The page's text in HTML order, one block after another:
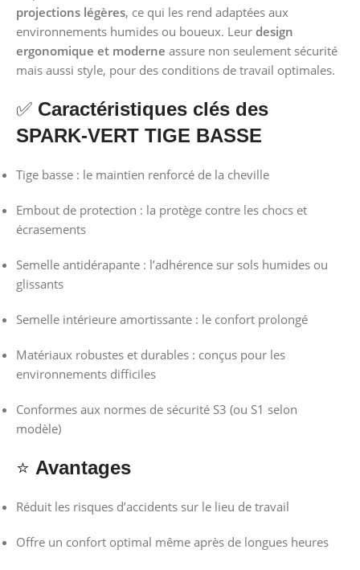
projections légères, ce qui les rend adaptées aux
environnements humides ou boueux. Leur design
ergonomique et moderne assure non seulement sécurité
mais aussi style, pour des conditions de travail optimales.
✅ Caractéristiques clés des
SPARK-VERT TIGE BASSE
Tige basse : le maintien renforcé de la cheville
Embout de protection : la protège contre les chocs et
écrasements
Semelle antidérapante : l’adhérence sur sols humides ou
glissants
Semelle intérieure amortissante : le confort prolongé
Matériaux robustes et durables : conçus pour les
environnements difficiles
Conformes aux normes de sécurité S3 (ou S1 selon
modèle)
⭐ Avantages
Réduit les risques d’accidents sur le lieu de travail
Offre un confort optimal même après de longues heures